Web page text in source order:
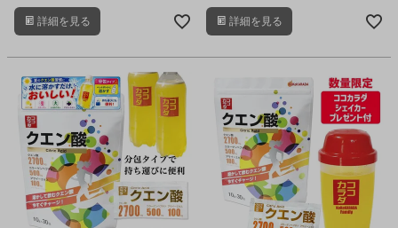
アチン、コラーゲン、グルコサミ
ン、アミノ酸、ビタミンなどをバラ
す。
詳細を見る
アチン、コラーゲン、グルコサミ
ン、アミノ酸、ビタミンなどをバラ
す。
詳細を見る